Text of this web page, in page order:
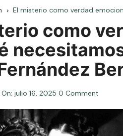
El misterio como verdad
como
On: julio 16, 2025 0 Comment